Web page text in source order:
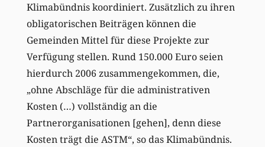
Klimabündnis koordiniert. Zusätzlich zu ihren
obligatorischen Beiträgen können die
Gemeinden Mittel für diese Projekte zur
Verfügung stellen. Rund 150.000 Euro seien
hierdurch 2006 zusammengekommen, die,
„ohne Abschläge für die administrativen
Kosten (…) vollständig an die
Partnerorganisationen [gehen], denn diese
Kosten trägt die ASTM“, so das Klimabündnis.